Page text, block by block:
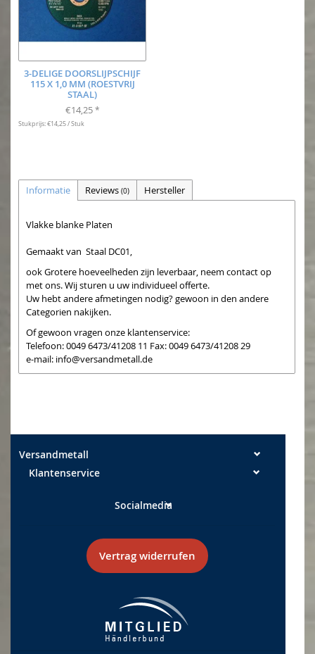
3-DELIGE DOORSLIJPSCHIJF
115 X 1,0 MM (ROESTVRIJ
STAAL)
€14,25 *
Stukprijs: €14,25 / Stuk
Informatie Reviews (0) Hersteller
Vlakke blanke Platen
Gemaakt van Staal DC01,
ook Grotere hoeveelheden zijn leverbaar, neem contact op
met ons. Wij sturen u uw individueel offerte.
Uw hebt andere afmetingen nodig? gewoon in den andere
Categorien nakijken.
Of gewoon vragen onze klantenservice:
Telefoon: 0049 6473/41208 11 Fax: 0049 6473/41208 29
e-mail: info@versandmetall.de
Versandmetall
Klantenservice
Socialmedia
Vertrag widerrufen